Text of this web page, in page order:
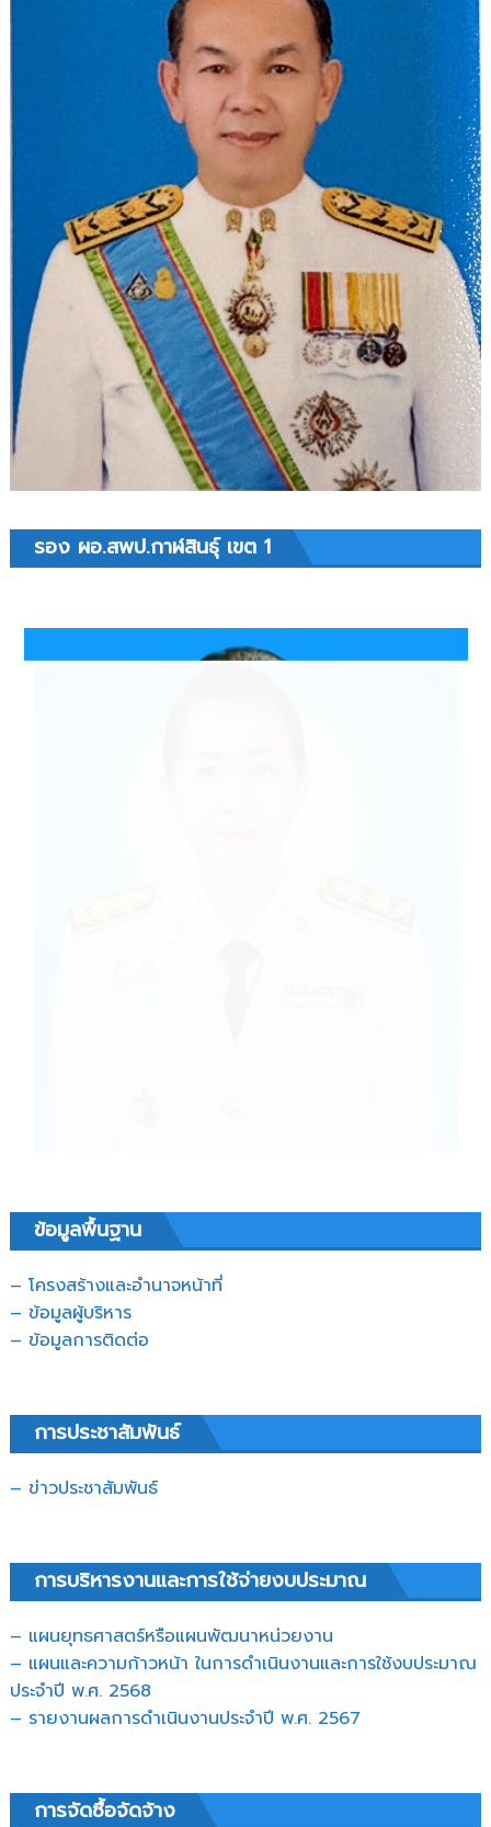
รอง ผอ.สพป.กาฬสินธุ์ เขต 1
ข้อมูลพื้นฐาน
– โครงสร้างและอำนาจหน้าที่
– ข้อมูลผู้บริหาร
– ข้อมูลการติดต่อ
การประชาสัมพันธ์
– ข่าวประชาสัมพันธ์
การบริหารงานและการใช้จ่ายงบประมาณ
– แผนยุทธศาสตร์หรือแผนพัฒนาหน่วยงาน
– แผนและความก้าวหน้า ในการดำเนินงานและการใช้งบประมาณ
ประจำปี พ.ศ. 2568
– รายงานผลการดำเนินงานประจำปี พ.ศ. 2567
การจัดซื้อจัดจ้าง